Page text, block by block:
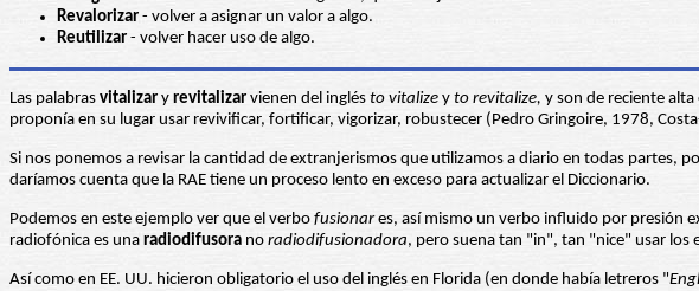
Revalorizar - volver a asignar un valor a algo.
Reutilizar - volver hacer uso de algo.
Las palabras vitalizar y revitalizar vienen del inglés to vitalize y to revitalize, y son de reciente alta
proponía en su lugar usar revivificar, fortificar, vigorizar, robustecer (Pedro Gringoire, 1978,
Si nos ponemos a revisar la cantidad de extranjerismos que utilizamos a diario en todas partes,
daríamos cuenta que la RAE tiene un proceso lento en exceso para actualizar el Diccionario.
Podemos en este ejemplo ver que el verbo fusionares, así mismo un verbo influido por presión
radiofónica es una radiodifusora no radiodifusionadora, pero suena tan "in", tan "nice" usar los
Así como en EE. UU. hicieron obligatorio el uso del inglés en Florida (en donde había letreros "